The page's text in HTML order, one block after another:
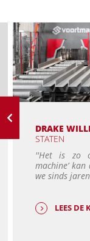
DRAKE
STATEN
''Het is zo
machine’
we sinds
LEES DE